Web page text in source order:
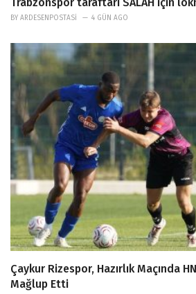
Trabzonspor taraftarı SALAH için
BY ARDESENPOSTASI 4 GÜN AGO
Çaykur Rizespor, Hazırlık Maçında
Mağlup Etti